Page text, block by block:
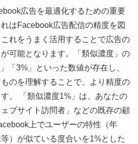
広告を最適化するための重要
はFacebook広告配信の精度を図
れをうまく活用することで広告の
可能となります。「類似濃度」の
「3%」といった数値が存在し、
のを理解することで、より精度の
。 「類似濃度1%」は、あなたの
ェブサイト訪問者」などの既存の顧
上でユーザーの特性（年
）が似ている度合いを1%とした